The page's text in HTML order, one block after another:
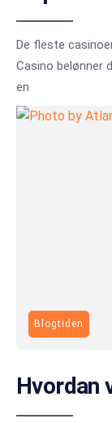
De fleste
Casino belønner
en
Blogtiden
Hvordan